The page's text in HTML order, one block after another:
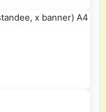
x banner) A4